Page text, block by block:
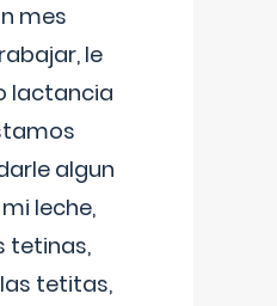
mes
le
lactancia
algun
leche,
tetinas,
tetitas,